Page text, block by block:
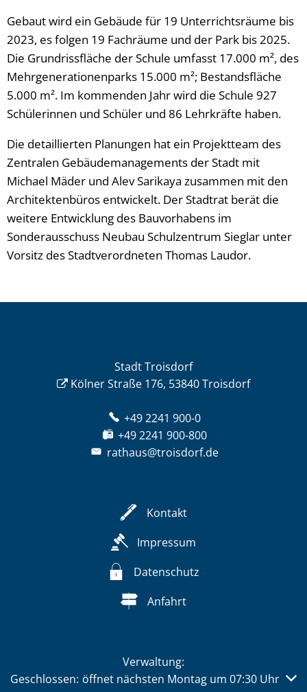
Gebaut wird ein Gebäude für 19 Unterrichtsräume bis
2023, es folgen 19 Fachräume und der Park bis 2025.
Die Grundrissfläche der Schule umfasst 17.000 m², des
Mehrgenerationenparks 15.000 m²; Bestandsfläche
5.000 m². Im kommenden Jahr wird die Schule 927
Schülerinnen und Schüler und 86 Lehrkräfte haben.
Die detaillierten Planungen hat ein Projektteam des
Zentralen Gebäudemanagements der Stadt mit
Michael Mäder und Alev Sarikaya zusammen mit den
Architektenbüros entwickelt. Der Stadtrat berät die
weitere Entwicklung des Bauvorhabens im
Sonderausschuss Neubau Schulzentrum Sieglar unter
Vorsitz des Stadtverordneten Thomas Laudor.
Stadt Troisdorf
Kölner Straße 176, 53840 Troisdorf
+49 2241 900-0
+49 2241 900-800
rathaus@troisdorf.de
Kontakt
Impressum
Datenschutz
Anfahrt
Verwaltung:
Klicken, um weitere Öffnungs- oder Schließzeiten
Geschlossen: öffnet nächsten Montag um 07:30 Uhr